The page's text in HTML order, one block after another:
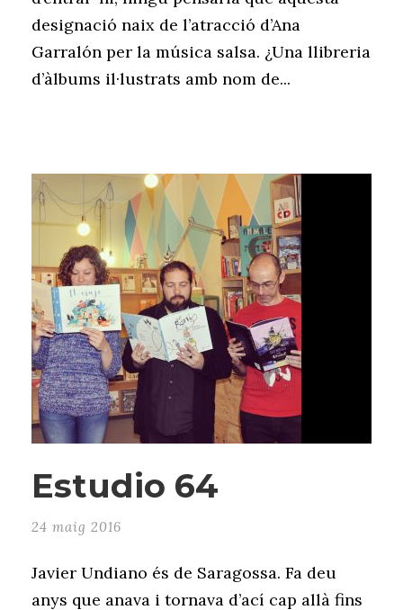
designació naix de l’atracció d’Ana
Garralón per la música salsa. ¿Una llibreria
d’àlbums il·lustrats amb nom de...
Estudio 64
24 maig 2016
Javier Undiano és de Saragossa. Fa deu
anys que anava i tornava d’ací cap allà fins